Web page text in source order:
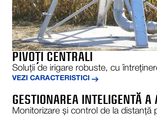
PIVOȚI CENTRALI
Soluții de irigare robuste, cu
VEZI CARACTERISTICI
GESTIONAREA INTELIGENTĂ A
Monitorizare și control de la distanță